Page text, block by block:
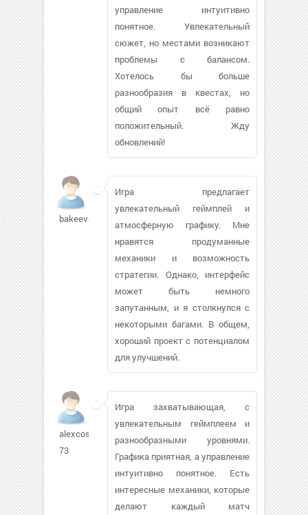
управление интуитивно
понятное. Увлекательный
сюжет, но местами возникают
проблемы с балансом.
Хотелось бы больше
разнообразия в квестах, но
общий опыт всё равно
положительный. Жду
обновлений!
bakeev86
Игра предлагает
увлекательный геймплей и
атмосферную графику. Мне
нравятся продуманные
механики и возможность
стратегии. Однако, интерфейс
может быть немного
запутанным, и я столкнулся с
некоторыми багами. В общем,
хороший проект с потенциалом
для улучшений.
alexcos-
73
Игра захватывающая, с
увлекательным геймплеем и
разнообразными уровнями.
Графика приятная, а управление
интуитивно понятное. Есть
интересные механики, которые
делают каждый матч